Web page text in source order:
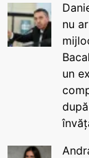
nu
un